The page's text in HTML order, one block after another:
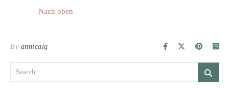
Nach oben
By annicalg